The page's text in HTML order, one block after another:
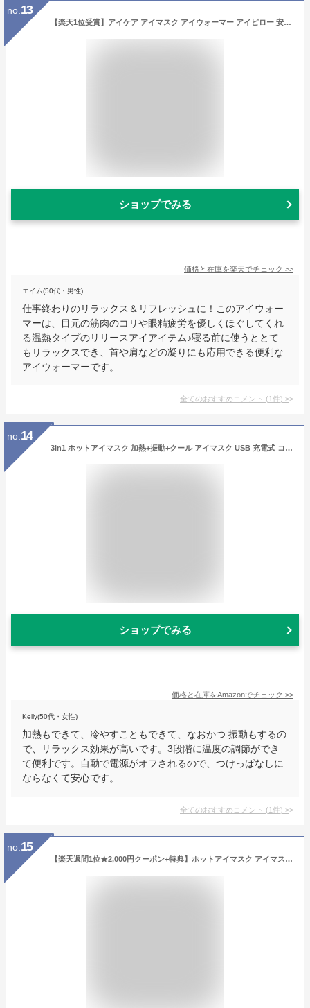
no. 13
【楽天1位受賞】アイケア アイマスク アイウォーマー アイピロー 安眠 快眠 ホット ギフト プレゼント 充電式 首 温め ホット アイリラックス 目元エステ 目元ケア エステ 温熱 リリースアイ
ショップでみる
価格と在庫を楽天でチェック >>
エイム(50代・男性)
仕事終わりのリラックス＆リフレッシュに！このアイウォー
マーは、目元の筋肉のコリや眼精疲労を優しくほぐしてくれ
る温熱タイプのリリースアイアイテム♪寝る前に使うととて
もリラックスでき、首や肩などの凝りにも応用できる便利な
アイウォーマーです。
全てのおすすめコメント (1件) >
no. 14
3in1 ホットアイマスク 加熱+振動+クール アイマスク USB 充電式 コードレス アイウォーマー 遮光 快眠グッズ 自動電源オフ 父の日 母の日 敬老の日 誕生日 プレゼント 3段階温度調節 出張 旅行 昼寝 睡眠 圧迫感なし アイマスクホット
ショップでみる
価格と在庫をAmazonでチェック >>
Kelly(50代・女性)
加熱もできて、冷やすこともできて、なおかつ 振動もするの
で、リラックス効果が高いです。3段階に温度の調節ができ
て便利です。自動で電源がオフされるので、つけっぱなしに
ならなくて安心です。
全てのおすすめコメント (1件) >
no. 15
【楽天週間1位★2,000円クーポン+特典】ホットアイマスク アイマスク アイケア 目元ケア NIPLUX EMS EYE MASK 充電式 プレゼント 女性 実用的 男性 ※ アイマッサージ アイマッサージャー 目 マッサージ 目元マッサージ マッサージ器 ではありません